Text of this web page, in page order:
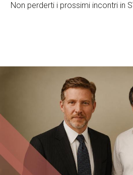
Non perderti i prossimi incontri in